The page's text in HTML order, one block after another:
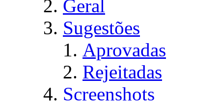
Geral
Sugestões
Aprovadas
Rejeitadas
Screenshots